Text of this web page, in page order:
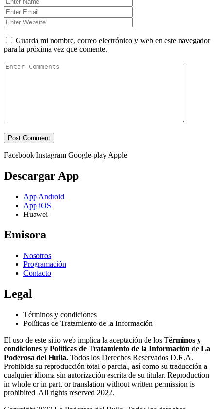
Guarda mi nombre, correo electrónico y web en este navegador
para la próxima vez que comente.
Facebook Instagram Google-play Apple
Descargar App
App Android
App iOS
Huawei
Emisora
Nosotros
Programación
Contacto
Legal
Términos y condiciones
Políticas de Tratamiento de la Información
El uso de este sitio web implica la aceptación de los Términos y
condiciones y Políticas de Tratamiento de la Información de La
Poderosa del Huila. Todos los Derechos Reservados D.R.A.
Prohibida su reproducción total o parcial, así como su traducción a
cualquier idioma sin autorización escrita de su titular. Reproduction
in whole or in part, or translation without written permission is
prohibited. All rights reserved 2022.